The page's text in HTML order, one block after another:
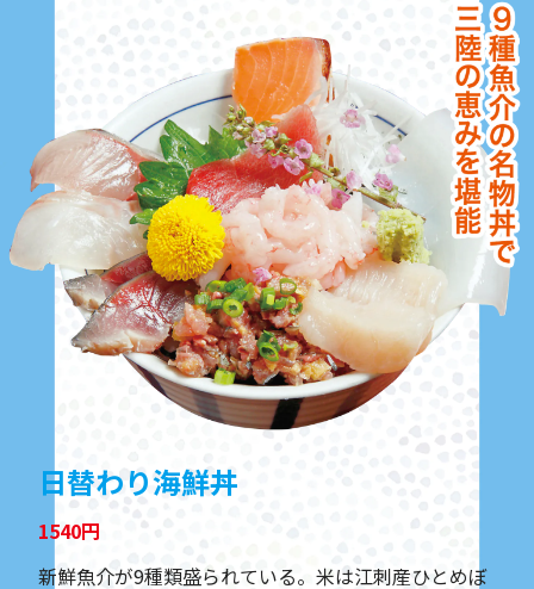
日替わり海鮮丼
1540円
新鮮魚介が9種類盛られている。米は江刺産ひとめぼ